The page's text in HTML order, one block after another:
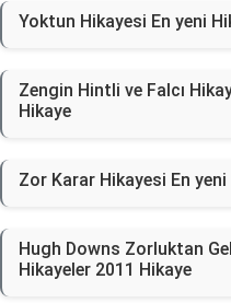
Yoktun Hikayesi En yeni
Zengin Hintli ve Falcı
Hikaye
Zor Karar Hikayesi En
Hugh Downs Zorluktan
Hikayeler 2011 Hikaye